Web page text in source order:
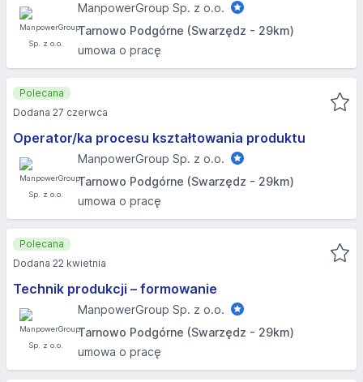
ManpowerGroup Sp. z o.o.
Tarnowo Podgórne (Swarzędz - 29km)
umowa o pracę
Operator/ka procesu kształtowania produktu
ManpowerGroup Sp. z o.o.
Tarnowo Podgórne (Swarzędz - 29km)
umowa o pracę
Polecana
Dodana 27 czerwca
Technik produkcji – formowanie
ManpowerGroup Sp. z o.o.
Tarnowo Podgórne (Swarzędz - 29km)
umowa o pracę
Polecana
Dodana 22 kwietnia